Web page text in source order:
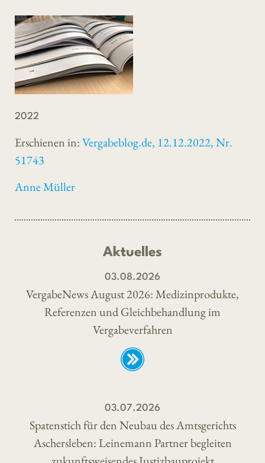
2022
Erschienen in:Vergabeblog.de, 12.12.2022, Nr.
51743
Anne Müller
Aktuelles
03.08.2026
VergabeNews August 2026: Medizinprodukte,
Referenzen und Gleichbehandlung im
Vergabeverfahren
03.07.2026
Spatenstich für den Neubau des Amtsgerichts
Aschersleben: Leinemann Partner begleiten